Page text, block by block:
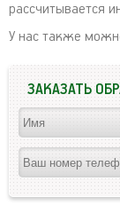
рассчитывается
У нас также
ЗАКАЗАТЬ